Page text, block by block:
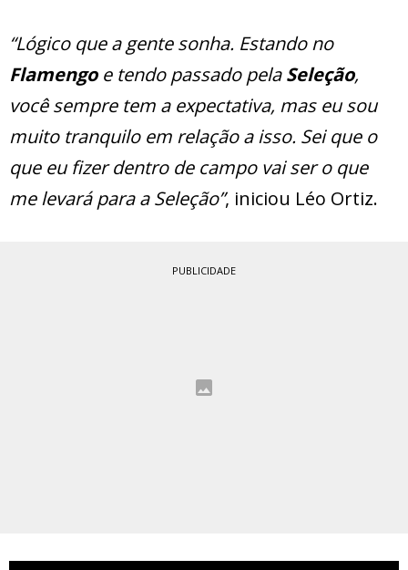
“Lógico que a gente sonha. Estando no
Flamengo e tendo passado pelaSeleção,
você sempre tem a expectativa, mas eu sou
muito tranquilo em relação a isso. Sei que o
que eu fizer dentro de campo vai ser o que
me levará para a Seleção”, iniciou Léo Ortiz.
PUBLICIDADE